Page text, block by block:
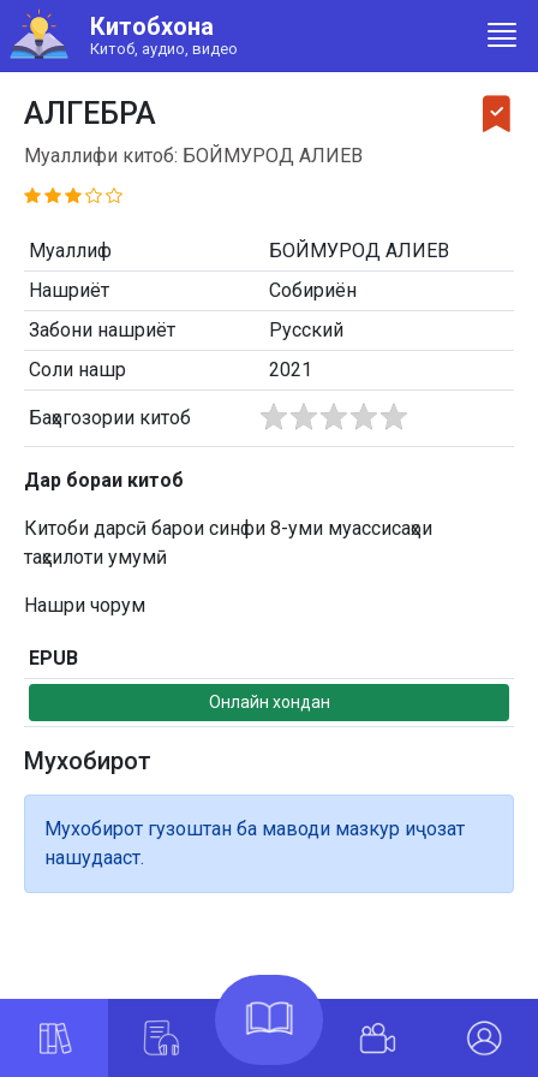
Китобхона
Китоб, аудио, видео
АЛГЕБРА
Муаллифи китоб: БОЙМУРОД АЛИЕВ
Муаллиф
БОЙМУРОД АЛИЕВ
Нашриёт
Собириён
Забони нашриёт
Русский
Соли нашр
2021
Баҳогозории китоб
Дар бораи китоб
Китоби дарсӣ барои синфи 8-уми муассисаҳои
таҳсилоти умумӣ
Нашри чорум
EPUB
Онлайн хондан
Мухобирот
Мухобирот гузоштан ба маводи мазкур иҷозат
нашудааст.